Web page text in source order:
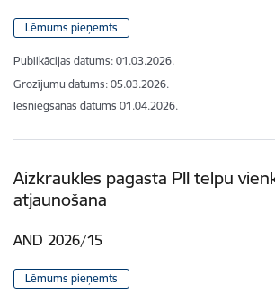
Lēmums pieņemts
Publikācijas datums: 01.03.2026.
Grozījumu datums: 05.03.2026.
Iesniegšanas datums 01.04.2026.
Aizkraukles pagasta PII telpu
atjaunošana
AND 2026/15
Lēmums pieņemts